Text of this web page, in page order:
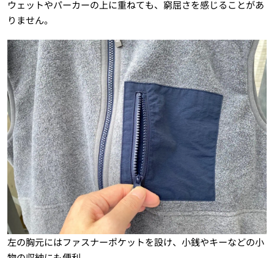
ウェットやパーカーの上に重ねても、窮屈さを感じることがあ
りません。
左の胸元にはファスナーポケットを設け、小銭やキーなどの小